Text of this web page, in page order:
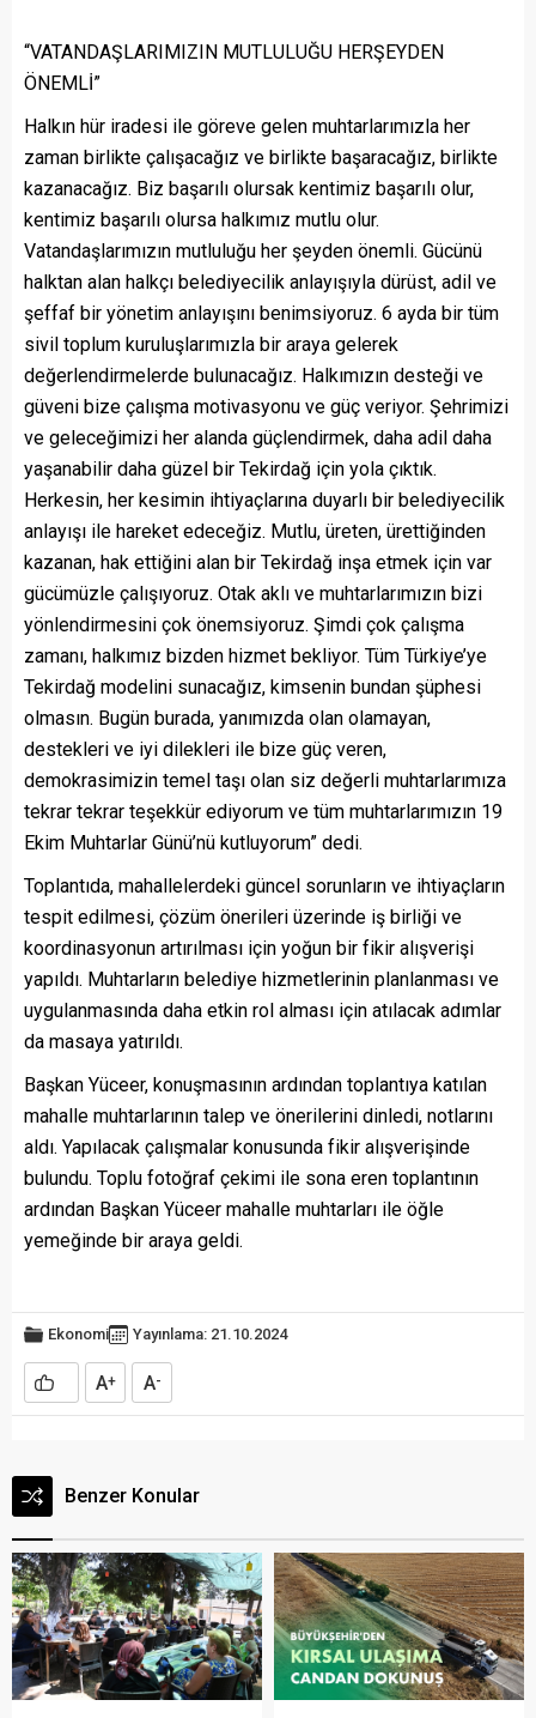
“VATANDAŞLARIMIZIN MUTLULUĞU HERŞEYDEN
ÖNEMLİ”
Halkın hür iradesi ile göreve gelen muhtarlarımızla her
zaman birlikte çalışacağız ve birlikte başaracağız, birlikte
kazanacağız. Biz başarılı olursak kentimiz başarılı olur,
kentimiz başarılı olursa halkımız mutlu olur.
Vatandaşlarımızın mutluluğu her şeyden önemli. Gücünü
halktan alan halkçı belediyecilik anlayışıyla dürüst, adil ve
şeffaf bir yönetim anlayışını benimsiyoruz. 6 ayda bir tüm
sivil toplum kuruluşlarımızla bir araya gelerek
değerlendirmelerde bulunacağız. Halkımızın desteği ve
güveni bize çalışma motivasyonu ve güç veriyor. Şehrimizi
ve geleceğimizi her alanda güçlendirmek, daha adil daha
yaşanabilir daha güzel bir Tekirdağ için yola çıktık.
Herkesin, her kesimin ihtiyaçlarına duyarlı bir belediyecilik
anlayışı ile hareket edeceğiz. Mutlu, üreten, ürettiğinden
kazanan, hak ettiğini alan bir Tekirdağ inşa etmek için var
gücümüzle çalışıyoruz. Otak aklı ve muhtarlarımızın bizi
yönlendirmesini çok önemsiyoruz. Şimdi çok çalışma
zamanı, halkımız bizden hizmet bekliyor. Tüm Türkiye’ye
Tekirdağ modelini sunacağız, kimsenin bundan şüphesi
olmasın. Bugün burada, yanımızda olan olamayan,
destekleri ve iyi dilekleri ile bize güç veren,
demokrasimizin temel taşı olan siz değerli muhtarlarımıza
tekrar tekrar teşekkür ediyorum ve tüm muhtarlarımızın 19
Ekim Muhtarlar Günü’nü kutluyorum” dedi.
Toplantıda, mahallelerdeki güncel sorunların ve ihtiyaçların
tespit edilmesi, çözüm önerileri üzerinde iş birliği ve
koordinasyonun artırılması için yoğun bir fikir alışverişi
yapıldı. Muhtarların belediye hizmetlerinin planlanması ve
uygulanmasında daha etkin rol alması için atılacak adımlar
da masaya yatırıldı.
Başkan Yüceer, konuşmasının ardından toplantıya katılan
mahalle muhtarlarının talep ve önerilerini dinledi, notlarını
aldı. Yapılacak çalışmalar konusunda fikir alışverişinde
bulundu. Toplu fotoğraf çekimi ile sona eren toplantının
ardından Başkan Yüceer mahalle muhtarları ile öğle
yemeğinde bir araya geldi.
Ekonomi Yayınlama: 21.10.2024
A+ A-
Benzer Konular